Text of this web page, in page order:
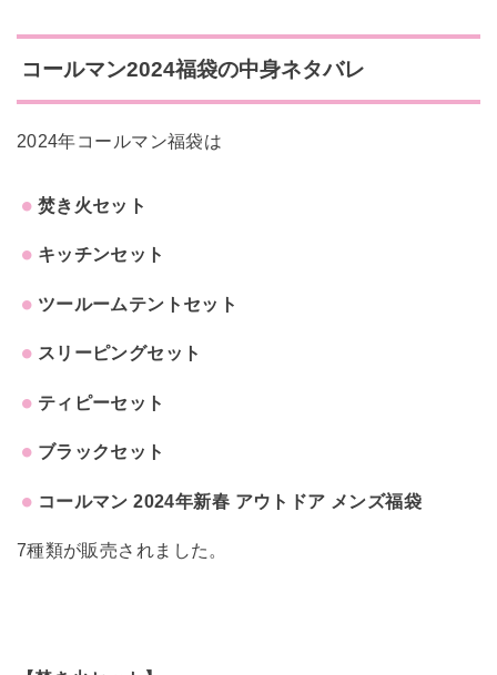
コールマン2024福袋の中身ネタバレ
2024年コールマン福袋は
焚き火セット
キッチンセット
ツールームテントセット
スリーピングセット
ティピーセット
ブラックセット
コールマン 2024年新春 アウトドア メンズ福袋
7種類が販売されました。